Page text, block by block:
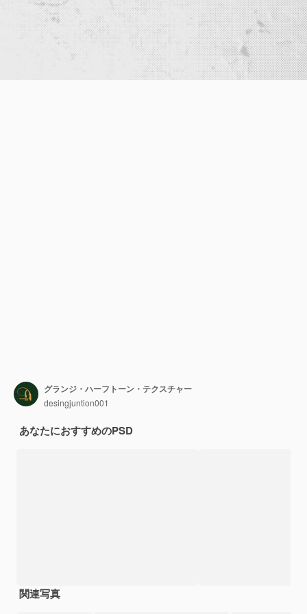
グランジ・ハーフトーン・テクスチャー
desingjuntion001
あなたにおすすめのPSD
関連写真